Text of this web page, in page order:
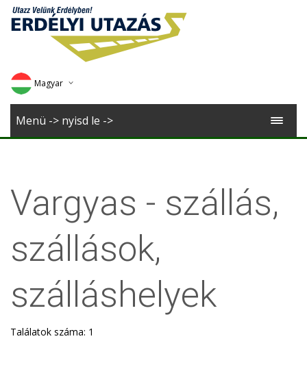
Magyar
Deutsch
Menü -> nyisd le ->
Vargyas - szállás,
szállások,
szálláshelyek
Találatok száma: 1